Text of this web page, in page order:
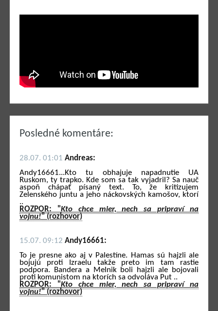
Posledné komentáre:
28.07. 01:01 Andreas:
Andy16661...Kto tu obhajuje napadnutie UA
Ruskom, ty trapko. Kde som sa tak vyjadril? Sa nauč
aspoň chápať písaný text. To, že kritizujem
Zelenského juntu a jeho náckovských kamošov, ktorí
..
ROZPOR: "Kto chce mier, nech sa pripraví na
vojnu!" (rozhovor)
15.07. 09:12 Andy16661:
To je presne ako aj v Palestíne. Hamas sú hajzli ale
bojujú proti Izraelu takže preto im tam rastie
podpora. Bandera a Melnik boli hajzli ale bojovali
proti komunistom na ktorích sa odvoláva Put ..
ROZPOR: "Kto chce mier, nech sa pripraví na
vojnu!" (rozhovor)